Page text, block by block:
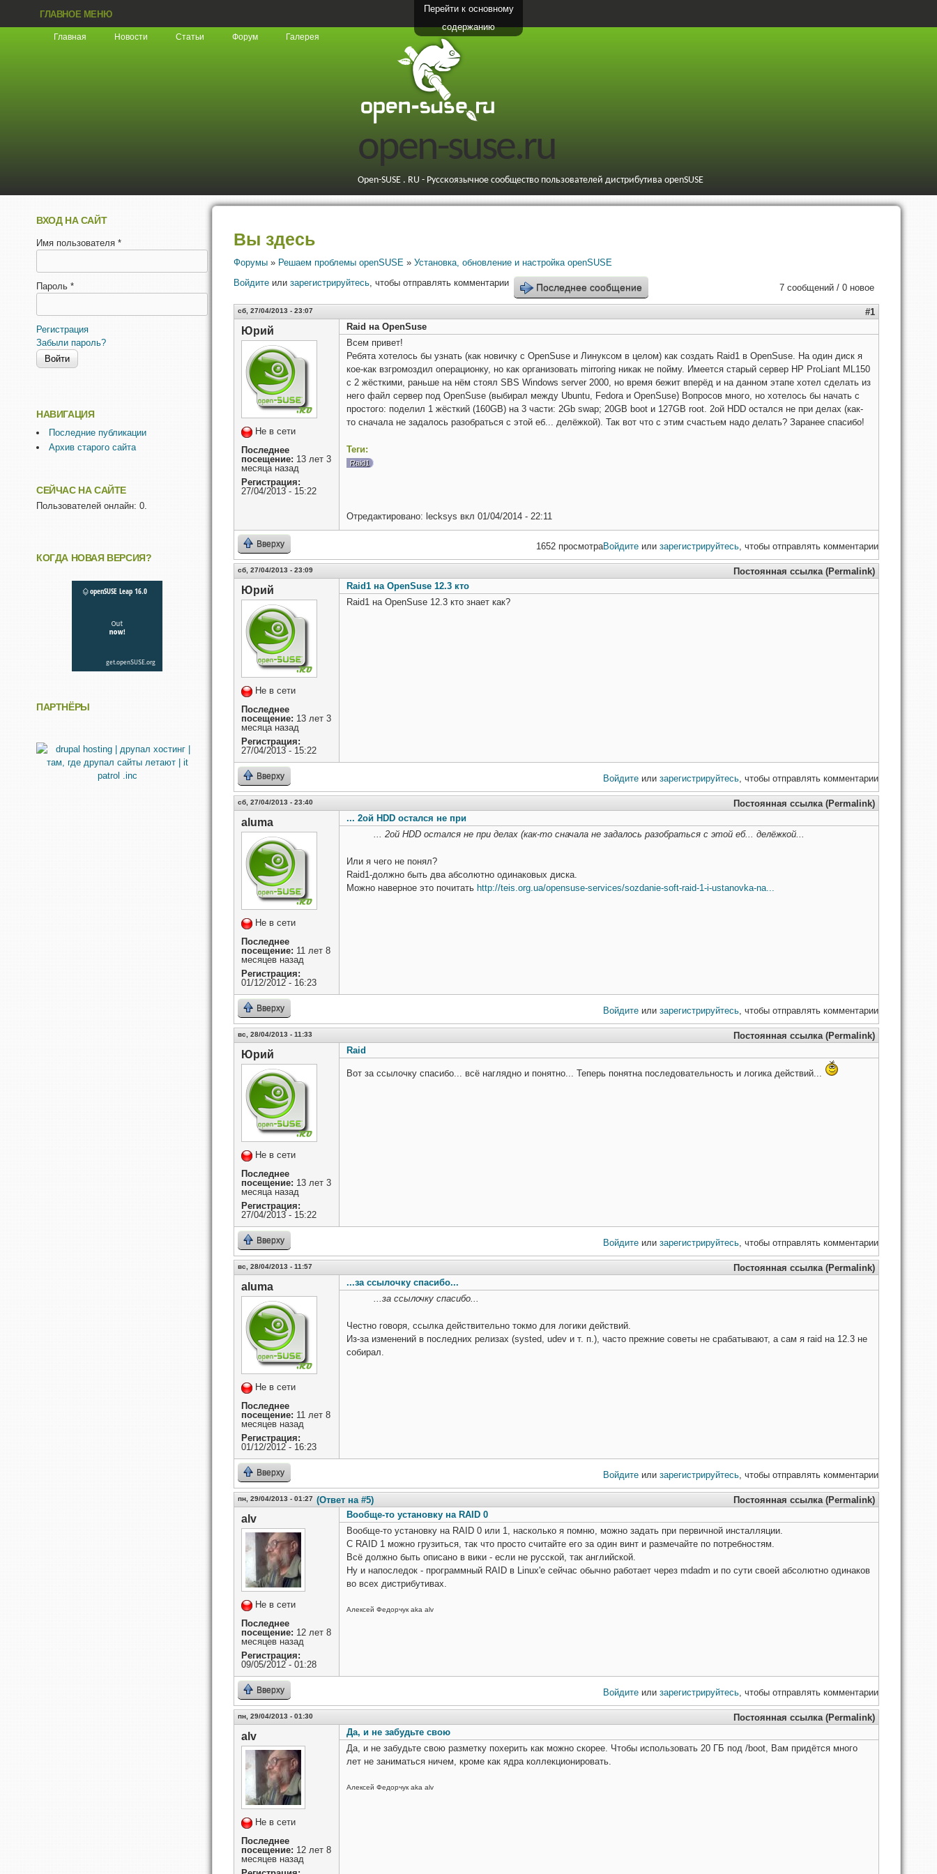
Перейти к основному
содержанию
ГЛАВНОЕ МЕНЮ
Главная Новости Статьи Форум Галерея
open-suse.ru
Open-SUSE . RU - Русскоязычное сообщество пользователей дистрибутива openSUSE
Вы здесь
Форумы » Решаем проблемы openSUSE » Установка, обновление и настройка openSUSE
7 сообщений / 0 новое
Войдите или зарегистрируйтесь, чтобы отправлять комментарии Последнее сообщение
сб, 27/04/2013 - 23:07 #1
Юрий
Не в сети
Последнее
посещение: 13 лет 3
месяца назад
Регистрация:
27/04/2013 - 15:22
Raid на OpenSuse
Всем привет!
Ребята хотелось бы узнать (как новичку с OpenSuse и Линуксом в целом) как создать Raid1 в OpenSuse. На один диск я
кое-как взгромоздил операционку, но как организовать mirroring никак не пойму. Имеется старый сервер HP ProLiant ML150
c 2 жёсткими, раньше на нём стоял SBS Windows server 2000, но время бежит вперёд и на данном этапе хотел сделать из
него файл сервер под OpenSuse (выбирал между Ubuntu, Fedora и OpenSuse) Вопросов много, но хотелось бы начать с
простого: поделил 1 жёсткий (160GB) на 3 части: 2Gb swap; 20GB boot и 127GB root. 2ой HDD остался не при делах (как-
то сначала не задалось разобраться с этой еб... делёжкой). Так вот что с этим счастьем надо делать? Заранее спасибо!
Теги:
Raid1
Отредактировано: lecksys вкл 01/04/2014 - 22:11
Вверху 1652 просмотраВойдите или зарегистрируйтесь, чтобы отправлять комментарии
сб, 27/04/2013 - 23:09 Постоянная ссылка (Permalink)
Юрий
Не в сети
Последнее
посещение: 13 лет 3
месяца назад
Регистрация:
27/04/2013 - 15:22
Raid1 на OpenSuse 12.3 кто
Raid1 на OpenSuse 12.3 кто знает как?
Вверху Войдите или зарегистрируйтесь, чтобы отправлять комментарии
сб, 27/04/2013 - 23:40 Постоянная ссылка (Permalink)
aluma
Не в сети
Последнее
посещение: 11 лет 8
месяцев назад
Регистрация:
01/12/2012 - 16:23
... 2ой HDD остался не при
... 2ой HDD остался не при делах (как-то сначала не задалось разобраться с этой еб... делёжкой...
Или я чего не понял?
Raid1-должно быть два абсолютно одинаковых диска.
Можно наверное это почитать http://teis.org.ua/opensuse-services/sozdanie-soft-raid-1-i-ustanovka-na...
Вверху Войдите или зарегистрируйтесь, чтобы отправлять комментарии
вс, 28/04/2013 - 11:33 Постоянная ссылка (Permalink)
Юрий
Не в сети
Последнее
посещение: 13 лет 3
месяца назад
Регистрация:
27/04/2013 - 15:22
Raid
Вот за ссылочку спасибо... всё наглядно и понятно... Теперь понятна последовательность и логика действий...
Вверху Войдите или зарегистрируйтесь, чтобы отправлять комментарии
вс, 28/04/2013 - 11:57 Постоянная ссылка (Permalink)
aluma
Не в сети
Последнее
посещение: 11 лет 8
месяцев назад
Регистрация:
01/12/2012 - 16:23
...за ссылочку спасибо...
...за ссылочку спасибо...
Честно говоря, ссылка действительно токмо для логики действий.
Из-за изменений в последних релизах (systed, udev и т. п.), часто прежние советы не срабатывают, а сам я raid на 12.3 не
собирал.
Вверху Войдите или зарегистрируйтесь, чтобы отправлять комментарии
пн, 29/04/2013 - 01:27 (Ответ на #5) Постоянная ссылка (Permalink)
alv
Не в сети
Последнее
посещение: 12 лет 8
месяцев назад
Регистрация:
09/05/2012 - 01:28
Вообще-то установку на RAID 0
Вообще-то установку на RAID 0 или 1, насколько я помню, можно задать при первичной инсталляции.
С RAID 1 можно грузиться, так что просто считайте его за один винт и размечайте по потребностям.
Всё должно быть описано в вики - если не русской, так английской.
Ну и напоследок - программный RAID в Linux'е сейчас обычно работает через mdadm и по сути своей абсолютно одинаков
во всех дистрибутивах.
Алексей Федорчук aka alv
Вверху Войдите или зарегистрируйтесь, чтобы отправлять комментарии
пн, 29/04/2013 - 01:30 Постоянная ссылка (Permalink)
alv
Не в сети
Последнее
посещение: 12 лет 8
месяцев назад
Да, и не забудьте свою
Да, и не забудьте свою разметку похерить как можно скорее. Чтобы использовать 20 ГБ под /boot, Вам придётся много
лет не заниматься ничем, кроме как ядра коллекционировать.
Алексей Федорчук aka alv
ВХОД НА САЙТ
Имя пользователя *
Пароль *
Регистрация
Забыли пароль?
НАВИГАЦИЯ
Последние публикации
Архив старого сайта
СЕЙЧАС НА САЙТЕ
Пользователей онлайн: 0.
КОГДА НОВАЯ ВЕРСИЯ?
ПАРТНЁРЫ